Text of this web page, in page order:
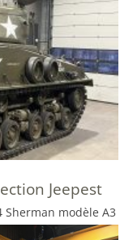
Jeepest
modèle A3